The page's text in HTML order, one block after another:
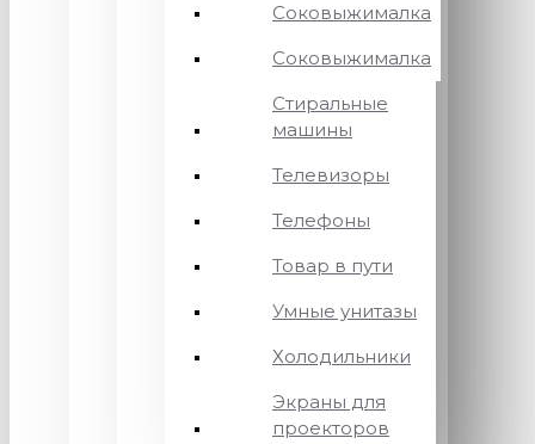
Соковыжималка
Соковыжималка
Стиральные
машины
Телевизоры
Телефоны
Товар в пути
Умные унитазы
Холодильники
Экраны для
проекторов